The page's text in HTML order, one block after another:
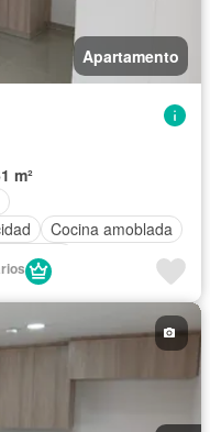
Apartamento
m²
Cocina amoblada
privada
de agua